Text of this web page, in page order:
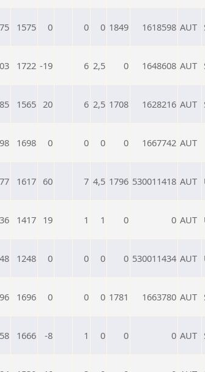
1575 0 0 0 1849 1618598 AUT
1722 -19 6 2,5 0 1648608 AUT
1565 20 6 2,5 1708 1628216 AUT
1698 0 0 0 0 1667742 AUT
1617 60 7 4,5 1796 530011418 AUT
1417 19 1 1 0 0 AUT
1248 0 0 0 0 530011434 AUT
1696 0 0 0 1781 1663780 AUT
1666 -8 1 0 0 0 AUT